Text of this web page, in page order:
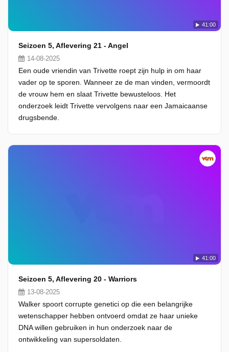
41:00
Seizoen 5, Aflevering 21 - Angel
14-08-2025
Een oude vriendin van Trivette roept zijn hulp in om haar
vader op te sporen. Wanneer ze de man vinden, vermoordt
de vrouw hem en slaat Trivette bewusteloos. Het
onderzoek leidt Trivette vervolgens naar een Jamaicaanse
drugsbende.
41:00
Seizoen 5, Aflevering 20 - Warriors
13-08-2025
Walker spoort corrupte genetici op die een belangrijke
wetenschapper hebben ontvoerd omdat ze haar unieke
DNA willen gebruiken in hun onderzoek naar de
ontwikkeling van supersoldaten.